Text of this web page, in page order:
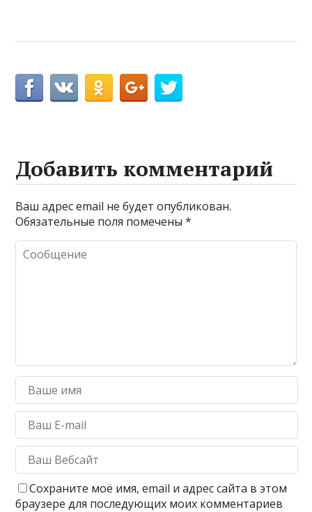
Добавить комментарий
Ваш адрес email не будет опубликован.
Обязательные поля помечены*
Сохраните моё имя, email и адрес сайта в этом
браузере для последующих моих комментариев